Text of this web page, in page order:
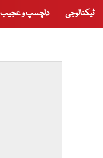
ٹیکنالوجی دلچسپ و عجیب